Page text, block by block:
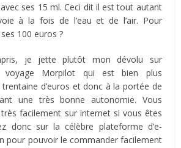
ses 15 ml. Ceci dit il est tout autant
à la fois de l’eau et de l’air. Pour
100 euros ?
je jette plutôt mon dévolu sur
voyage Morpilot qui est bien plus
d’euros et donc à la portée de
une très bonne autonomie. Vous
facilement sur internet si vous êtes
donc sur la célèbre plateforme d’e-
pour pouvoir le commander facilement